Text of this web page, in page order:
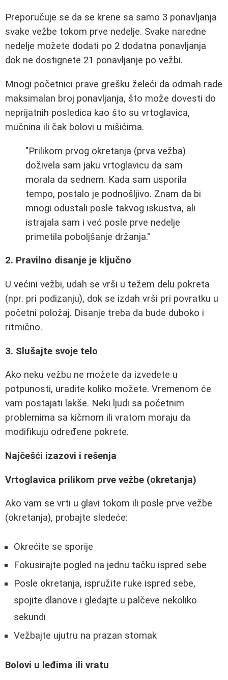
Preporučuje se da se krene sa samo 3 ponavljanja
svake vežbe tokom prve nedelje. Svake naredne
nedelje možete dodati po 2 dodatna ponavljanja
dok ne dostignete 21 ponavljanje po vežbi.
Mnogi početnici prave grešku želeći da odmah rade
maksimalan broj ponavljanja, što može dovesti do
neprijatnih posledica kao što su vrtoglavica,
mučnina ili čak bolovi u mišićima.
"Prilikom prvog okretanja (prva vežba)
doživela sam jaku vrtoglavicu da sam
morala da sednem. Kada sam usporila
tempo, postalo je podnošljivo. Znam da bi
mnogi odustali posle takvog iskustva, ali
istrajala sam i već posle prve nedelje
primetila poboljšanje držanja."
2. Pravilno disanje je ključno
U većini vežbi, udah se vrši u težem delu pokreta
(npr. pri podizanju), dok se izdah vrši pri povratku u
početni položaj. Disanje treba da bude duboko i
ritmično.
3. Slušajte svoje telo
Ako neku vežbu ne možete da izvedete u
potpunosti, uradite koliko možete. Vremenom će
vam postajati lakše. Neki ljudi sa početnim
problemima sa kičmom ili vratom moraju da
modifikuju određene pokrete.
Najčešći izazovi i rešenja
Vrtoglavica prilikom prve vežbe (okretanja)
Ako vam se vrti u glavi tokom ili posle prve vežbe
(okretanja), probajte sledeće:
Okrećite se sporije
Fokusirajte pogled na jednu tačku ispred sebe
Posle okretanja, ispružite ruke ispred sebe,
spojite dlanove i gledajte u palčeve nekoliko
sekundi
Vežbajte ujutru na prazan stomak
Bolovi u leđima ili vratu